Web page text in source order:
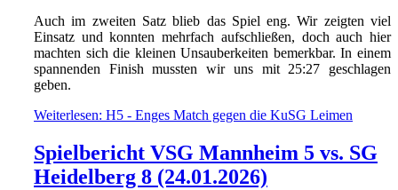
Auch im zweiten Satz blieb das Spiel eng. Wir zeigten viel
Einsatz und konnten mehrfach aufschließen, doch auch hier
machten sich die kleinen Unsauberkeiten bemerkbar. In einem
spannenden Finish mussten wir uns mit 25:27 geschlagen
geben.
Weiterlesen: H5 - Enges Match gegen die KuSG Leimen
Spielbericht VSG Mannheim 5 vs. SG
Heidelberg 8 (24.01.2026)